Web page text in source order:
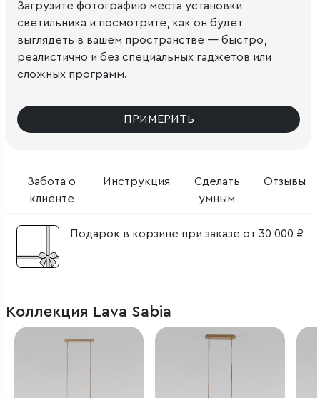
Забота о
клиенте
Инструкция
Сделать
умным
Отзывы
Подарок в корзине при заказе от 30 000 ₽
Загрузите фотографию места установки
светильника и посмотрите, как он будет
выглядеть в вашем пространстве — быстро,
реалистично и без специальных гаджетов или
сложных программ.
ПРИМЕРИТЬ
Коллекция Lava Sabia